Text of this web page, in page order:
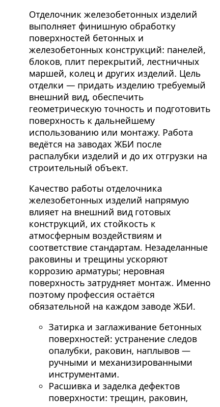
Отделочник железобетонных изделий
выполняет финишную обработку
поверхностей бетонных и
железобетонных конструкций: панелей,
блоков, плит перекрытий, лестничных
маршей, колец и других изделий. Цель
отделки — придать изделию требуемый
внешний вид, обеспечить
геометрическую точность и подготовить
поверхность к дальнейшему
использованию или монтажу. Работа
ведётся на заводах ЖБИ после
распалубки изделий и до их отгрузки на
строительный объект.
Качество работы отделочника
железобетонных изделий напрямую
влияет на внешний вид готовых
конструкций, их стойкость к
атмосферным воздействиям и
соответствие стандартам. Незаделанные
раковины и трещины ускоряют
коррозию арматуры; неровная
поверхность затрудняет монтаж. Именно
поэтому профессия остаётся
обязательной на каждом заводе ЖБИ.
Затирка и заглаживание бетонных
поверхностей: устранение следов
опалубки, раковин, наплывов —
ручными и механизированными
инструментами.
Расшивка и заделка дефектов
поверхности: трещин, раковин,